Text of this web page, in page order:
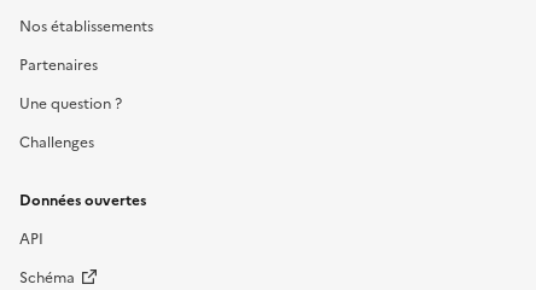
Nos établissements
Partenaires
Une question ?
Challenges
Données ouvertes
API
Schéma